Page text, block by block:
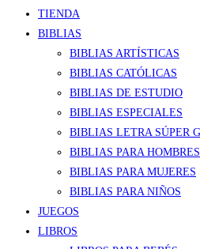
TIENDA
BIBLIAS
BIBLIAS ARTÍSTICAS
BIBLIAS CATÓLICAS
BIBLIAS DE ESTUDIO
BIBLIAS ESPECIALES
BIBLIAS LETRA SÚPER
BIBLIAS PARA HOMBRES
BIBLIAS PARA MUJERES
BIBLIAS PARA NIÑOS
JUEGOS
LIBROS